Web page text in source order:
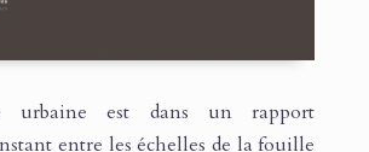
urbaine est dans un rapport
entre les échelles de la fouille